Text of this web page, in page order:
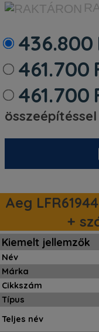
436.800
461.700
461.700
összeépítéssel
Aeg
+
Kiemelt jellemzők
Név
Márka
Cikkszám
Típus
Teljes név